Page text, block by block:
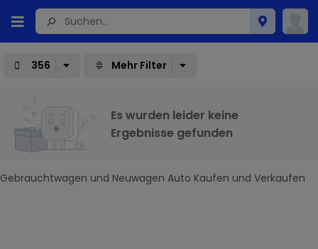
356 Mehr Filter
Es wurden leider keine
Ergebnisse gefunden
Gebrauchtwagen und Neuwagen Auto Kaufen und Verkaufen